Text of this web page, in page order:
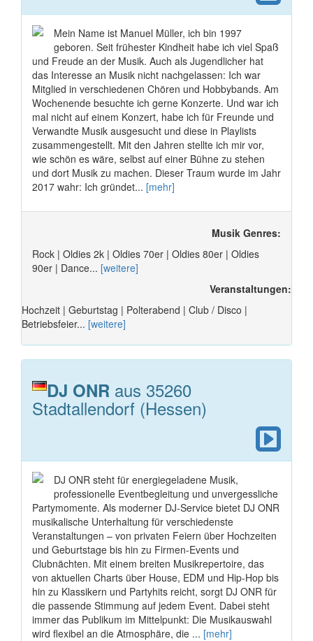
Mein Name ist Manuel Müller, ich bin 1997
geboren. Seit frühester Kindheit habe ich viel Spaß
und Freude an der Musik. Auch als Jugendlicher hat
das Interesse an Musik nicht nachgelassen: Ich war
Mitglied in verschiedenen Chören und Hobbybands. Am
Wochenende besuchte ich gerne Konzerte. Und war ich
mal nicht auf einem Konzert, habe ich für Freunde und
Verwandte Musik ausgesucht und diese in Playlists
zusammengestellt. Mit den Jahren stellte ich mir vor,
wie schön es wäre, selbst auf einer Bühne zu stehen
und dort Musik zu machen. Dieser Traum wurde im Jahr
2017 wahr: Ich gründet... [mehr]
Musik Genres:
Rock | Oldies 2k | Oldies 70er | Oldies 80er | Oldies
90er | Dance... [weitere]
Veranstaltungen:
Hochzeit | Geburtstag | Polterabend | Club / Disco |
Betriebsfeier... [weitere]
DJ ONR aus 35260
Stadtallendorf (Hessen)
DJ ONR steht für energiegeladene Musik,
professionelle Eventbegleitung und unvergessliche
Partymomente. Als moderner DJ-Service bietet DJ ONR
musikalische Unterhaltung für verschiedenste
Veranstaltungen – von privaten Feiern über Hochzeiten
und Geburtstage bis hin zu Firmen-Events und
Clubnächten. Mit einem breiten Musikrepertoire, das
von aktuellen Charts über House, EDM und Hip-Hop bis
hin zu Klassikern und Partyhits reicht, sorgt DJ ONR für
die passende Stimmung auf jedem Event. Dabei steht
immer das Publikum im Mittelpunkt: Die Musikauswahl
wird flexibel an die Atmosphäre, die ... [mehr]